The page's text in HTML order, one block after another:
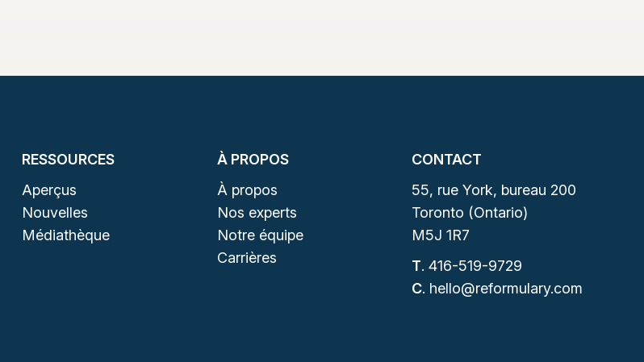
RESSOURCES
Aperçus
Nouvelles
Médiathèque
À PROPOS
À propos
Nos experts
Notre équipe
Carrières
CONTACT
55, rue York, bureau 200
Toronto (Ontario)
M5J 1R7
T.416-519-9729
C. hello@reformulary.com